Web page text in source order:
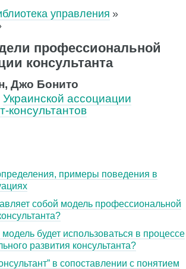
управления
профессиональной
консультанта
Джо Бонито
Украинской ассоциации
консультантов
примеры поведения в
собой модель профессиональной
будет использоваться в процессе
развития консультанта?
в сопоставлении с понятием